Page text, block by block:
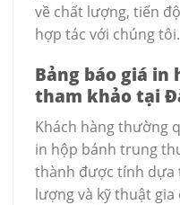
về chất lượng, tiến
hợp tác với chúng tôi.
Bảng báo giá
tham khảo tại
Khách hàng thường
in hộp bánh trung
thành được tính dựa
lượng và kỹ thuật